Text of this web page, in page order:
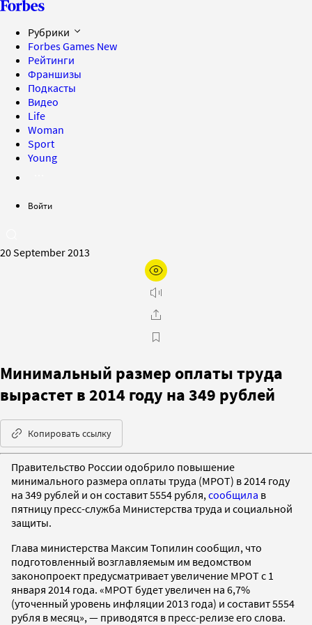
Рубрики
Forbes Games New
Рейтинги
Франшизы
Подкасты
Видео
Life
Woman
Sport
Young
Войти
20 September 2013
Минимальный размер оплаты труда
вырастет в 2014 году на 349 рублей
Копировать ссылку
Правительство России одобрило повышение
минимального размера оплаты труда (МРОТ) в 2014 году
на 349 рублей и он составит 5554 рубля, сообщила в
пятницу пресс-служба Министерства труда и социальной
защиты.
Глава министерства Максим Топилин сообщил, что
подготовленный возглавляемым им ведомством
законопроект предусматривает увеличение МРОТ с 1
января 2014 года. «МРОТ будет увеличен на 6,7%
(уточенный уровень инфляции 2013 года) и составит 5554
рубля в месяц», — приводятся в пресс-релизе его слова.